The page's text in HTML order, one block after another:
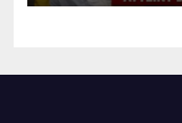
DÉCÈS